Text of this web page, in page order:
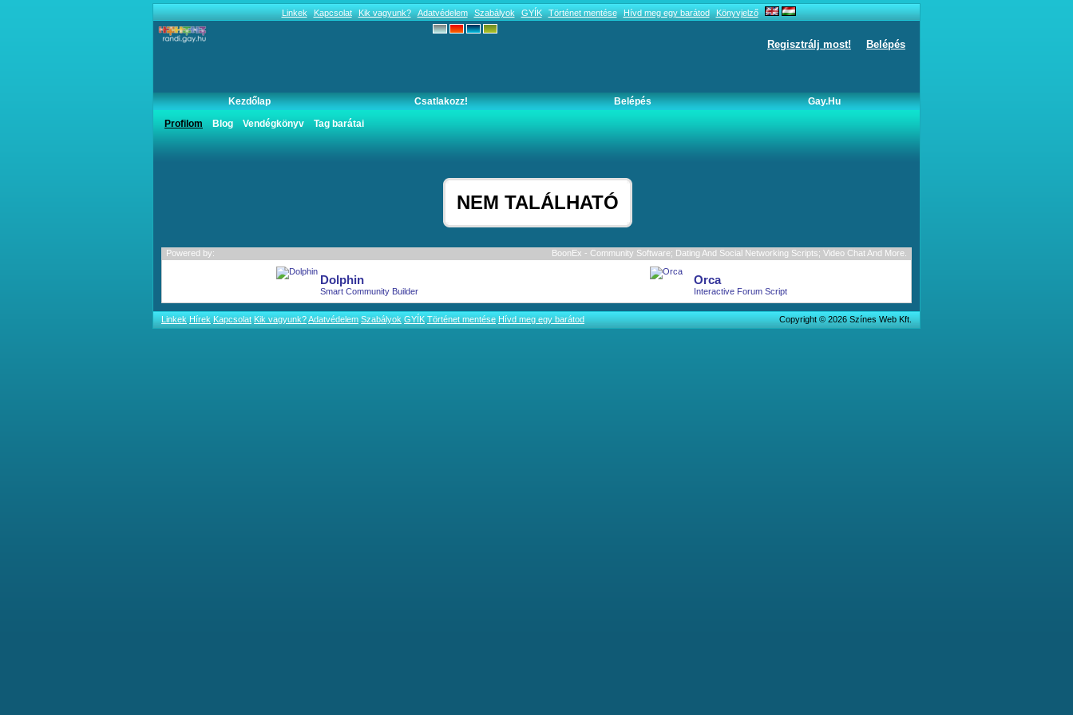
Linkek Kapcsolat Kik vagyunk? Adatvédelem Szabályok GYÍK Történet mentése Hívd meg egy barátod Könyvjelző
Regisztrálj most! Belépés
Kezdőlap Csatlakozz! Belépés
Gay.hu
Profilom
Blog Vendégkönyv Tag barátai
blogja
NEM TALÁLHATÓ
Powered by: BoonEx - Community Software; Dating And Social Networking Scripts; Video Chat And More.
Dolphin
Smart Community Builder
Orca
Interactive Forum Script
Linkek Hírek Kapcsolat Kik vagyunk?Adatvédelem Szabályok GYÍK Történet mentése Hívd meg egy barátod Copyright © 2026 Színes Web Kft.